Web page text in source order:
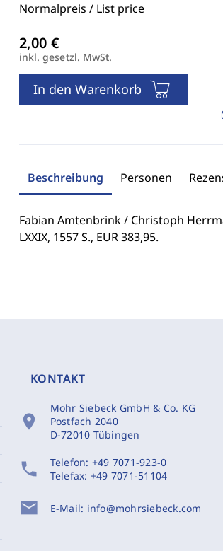
Normalpreis / List price
inkl. gesetzl. MwSt.
In den Warenkorb
Beschreibung Personen
Fabian Amtenbrink / Christoph
LXXIX, 1557 S., EUR 383,95.
KONTAKT
location_on
Mohr Siebeck GmbH & Co. KG
Postfach 2040
D-72010 Tübingen
phone Telefon: +49 7071-923-0
Telefax: +49 7071-51104
mail E-Mail: info@mohrsiebeck.com